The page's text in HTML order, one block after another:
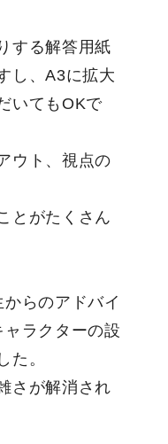
する解答用紙
し、A3に拡大
いてもOKで
ウト、視点の
とがたくさん
らのアドバイ
ラクターの設
た。
さが解消され